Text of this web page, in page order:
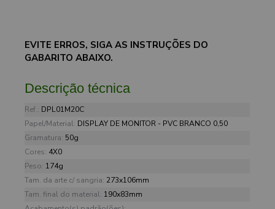
EVITE ERROS, SIGA AS INSTRUÇÕES DO
GABARITO ABAIXO.
Descrição técnica
Ref.: DPL01M20C
Papel/Material: DISPLAY DE MONITOR - PVC BRANCO 0,50
Gramatura: 50g
Cores: 4X0
Peso: 174g
Tam. da arte c/ sangria: 273x106mm
Tam. final do material: 190x83mm